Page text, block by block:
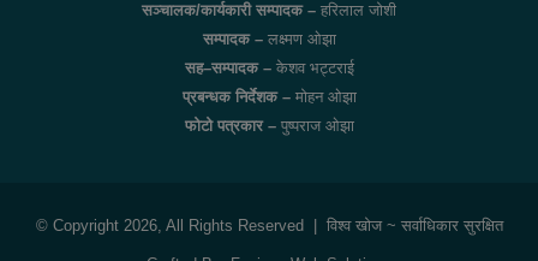
सञ्चालक/कार्यकारी सम्पादक – हरिलाल जोशी
सम्पादक –लक्ष्मण ओझा
सह–सम्पादक –केशव भट्टराई
प्रबन्धक निर्देशक –मोहन ओझा
फोटो पत्रकार –पुष्पराज ओझा
© Copyright 2026, All Rights Reserved | विश्व खोज~ सर्वाधिकार सुरक्षित